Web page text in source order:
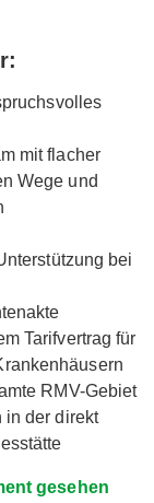
mit flacher
Wege und
bei
Tarifvertrag für
RMV-Gebiet
in der direkt
gesehen